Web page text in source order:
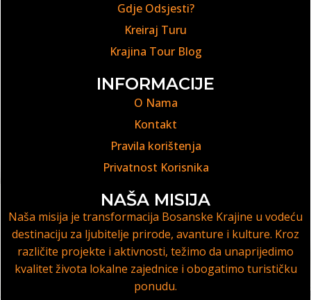
Gdje Odsjesti?
Kreiraj Turu
Krajina Tour Blog
INFORMACIJE
O Nama
Kontakt
Pravila korištenja
Privatnost Korisnika
NAŠA MISIJA
Naša misija je transformacija Bosanske Krajine u vodeću
destinaciju za ljubitelje prirode, avanture i kulture. Kroz
različite projekte i aktivnosti, težimo da unaprijedimo
kvalitet života lokalne zajednice i obogatimo turističku
ponudu.